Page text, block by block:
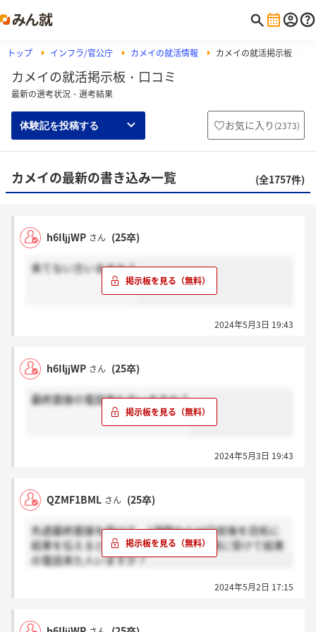
トップ インフラ/官公庁 カメイの就活情報 カメイの就活掲示板
カメイの就活掲示板・口コミ
最新の選考状況・選考結果
体験記を投稿する お気に入り (2373)
カメイの最新の書き込み一覧 (全1757件)
h6IljjWP さん (25卒)
来てない方いますか？
2024年5月3日 19:43
h6IljjWP さん (25卒)
最終面接の電話来た方いますか？
2024年5月3日 19:43
QZMF1BML さん (25卒)
先週最終面接を受けて、1週間から10日前後を目処に
結果を伝えると言われました。同じ時期に受けて結果
の電話来た人いますか？
2024年5月2日 17:15